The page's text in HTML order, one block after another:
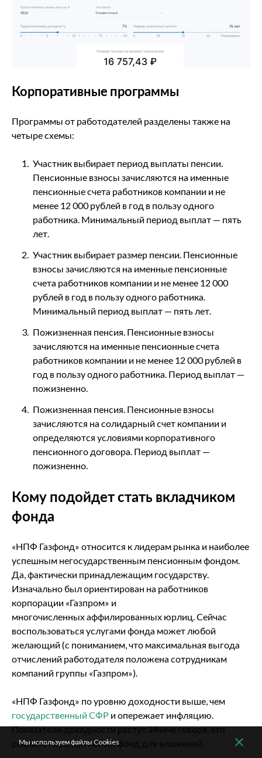
Корпоративные программы
Программы от работодателей разделены также на
четыре схемы:
Участник выбирает период выплаты пенсии.
Пенсионные взносы зачисляются на именные
пенсионные счета работников компании и не
менее 12 000 рублей в год в пользу одного
работника. Минимальный период выплат — пять
лет.
Участник выбирает размер пенсии. Пенсионные
взносы зачисляются на именные пенсионные
счета работников компании и не менее 12 000
рублей в год в пользу одного работника.
Минимальный период выплат — пять лет.
Пожизненная пенсия. Пенсионные взносы
зачисляются на именные пенсионные счета
работников компании и не менее 12 000 рублей в
год в пользу одного работника. Период выплат —
пожизненно.
Пожизненная пенсия. Пенсионные взносы
зачисляются на солидарный счет компании и
определяются условиями корпоративного
пенсионного договора. Период выплат —
пожизненно.
Кому подойдет стать вкладчиком
фонда
«НПФ Газфонд» относится к лидерам рынка и наиболее
успешным негосударственным пенсионным фондом.
Да, фактически принадлежащим государству.
Изначально был ориентирован на работников
корпорации «Газпром» и
многочисленных аффилированных юрлиц. Сейчас
воспользоваться услугами фонда может любой
желающий (с пониманием, что максимальная выгода
отчислений работодателя положена сотрудникам
компаний группы «Газпром»).
«НПФ Газфонд» по уровню доходности выше, чем
государственный СФР и опережает инфляцию.
Показатели доходности растут. Иначе говоря, это
реально перспективный фонд для вложений.
Мы используем файлы Cookies